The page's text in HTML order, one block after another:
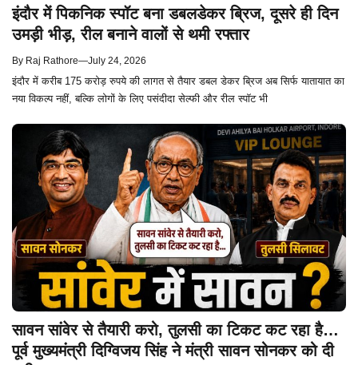
इंदौर में पिकनिक स्पॉट बना डबलडेकर ब्रिज, दूसरे ही दिन
उमड़ी भीड़, रील बनाने वालों से थमी रफ्तार
By Raj Rathore—July 24, 2026
इंदौर में करीब 175 करोड़ रुपये की लागत से तैयार डबल डेकर ब्रिज अब सिर्फ यातायात का
नया विकल्प नहीं, बल्कि लोगों के लिए पसंदीदा सेल्फी और रील स्पॉट भी
सावन सांवेर से तैयारी करो, तुलसी का टिकट कट रहा है…
पूर्व मुख्यमंत्री दिग्विजय सिंह ने मंत्री सावन सोनकर को दी